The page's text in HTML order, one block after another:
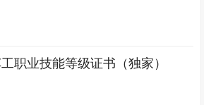
职业技能等级证书（独家）